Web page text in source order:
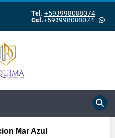
Tel. +593998088074
Cel.+593998088074-
Mar Azul